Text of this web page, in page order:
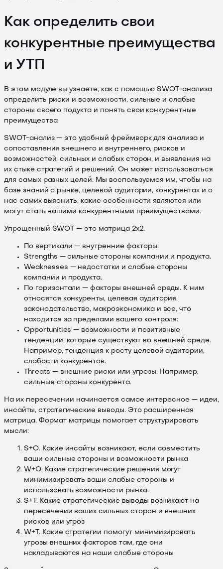
Как определить свои
конкурентные преимущества
и УТП
В этом модуле вы узнаете, как с помощью SWOT-анализа
определить риски и возможности, сильные и слабые
стороны своего подукта и понять свои конкурентные
преимущества.
SWOT-анализ — это удобный фреймворк для анализа и
сопоставления внешнего и внутреннего, рисков и
возможностей, сильных и слабых сторон, и выявления на
их стыке стратегий и решений. Он может использоваться
для самых разных целей. Мы воспользуемся им, чтобы на
базе знаний о рынке, целевой аудитории, конкурентах и о
нас самих выяснить, какие особенности являются или
могут стать нашими конкурентными преимуществами.
Упрощенный SWOT — это матрица 2х2.
По вертикали — внутренние факторы:
Strengths — сильные стороны компании и продукта.
Weaknesses — недостатки и слабые стороны
компании и продукта.
По горизонтали — факторы внешней среды. К ним
относятся конкуренты, целевая аудитория,
законодательство, макроэкономика и все, что
находится за пределами вашего контроля:
Opportunities — возможности и позитивные
тенденции, которые существуют во внешней среде.
Например, тенденция к росту целевой аудитории,
слабости конкурентов.
Threats — внешние риски или угрозы. Например,
сильные стороны конкурента.
На их пересечении начинается самое интересное — идеи,
инсайты, стратегические выводы. Это расширенная
матрица. Формат матрицы помогает структурировать
мысли:
S+O. Какие инсайты возникают, если совместить
ваши сильные стороны и возможности рынка
W+O. Какие стратегические решения могут
минимизировать ваши слабые стороны и
использовать возможности рынка.
S+T. Какие стратегические выводы возникают на
пересечении ваших сильных сторон и внешних
рисков или угроз
W+T. Какие стратегии помогут минимизировать
угрозы внешних факторов там, где они
накладываются на наши слабые стороны